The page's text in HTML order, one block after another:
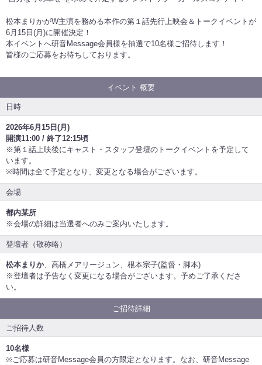
松本まりかがW主演を務める本作の第１話先行上映会＆トークイベントが
6月15日(月)に開催決定！
本イベントへ研音Message会員様を抽選で10名様ご招待します！
皆様のご応募をお待ちしております。
イベント 概要
日時
2026年6月15日(月)
開演11:00 / 終了12:15頃
※第１話上映後にキャスト・スタッフ登壇のトークイベントを予定して
います。
※時間は全て予定となり、変更となる場合がございます。
会場
都内某所
※会場の詳細は当選者へのみご案内いたします。
登壇者（敬称略）
松本まりか、高橋メアリージュン、根本宗子(監督・脚本)
※登壇者は予告なく変更になる場合がございます。予めご了承くださ
い。
ご招待詳細
ご招待人数
10名様
※ご応募は研音Message会員の方限定となります。なお、研音Message